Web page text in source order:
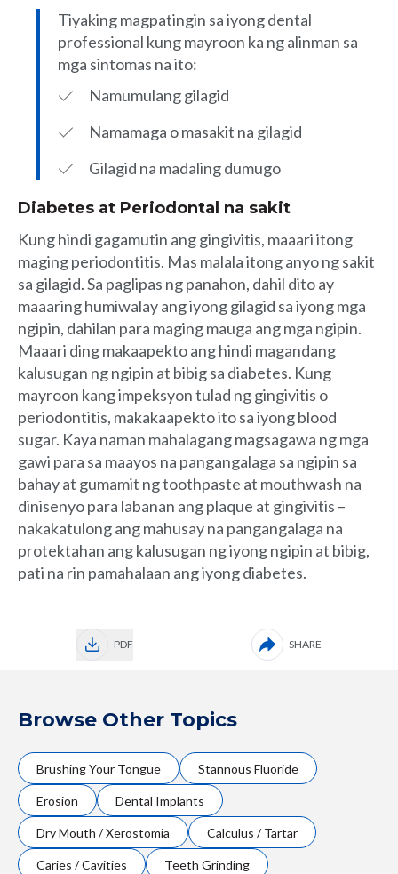
Tiyaking magpatingin sa iyong dental
professional kung mayroon ka ng alinman sa
mga sintomas na ito:
Namumulang gilagid
Namamaga o masakit na gilagid
Gilagid na madaling dumugo
Diabetes at Periodontal na sakit
Kung hindi gagamutin ang gingivitis, maaari itong
maging periodontitis. Mas malala itong anyo ng sakit
sa gilagid. Sa paglipas ng panahon, dahil dito ay
maaaring humiwalay ang iyong gilagid sa iyong mga
ngipin, dahilan para maging mauga ang mga ngipin.
Maaari ding makaapekto ang hindi magandang
kalusugan ng ngipin at bibig sa diabetes. Kung
mayroon kang impeksyon tulad ng gingivitis o
periodontitis, makakaapekto ito sa iyong blood
sugar. Kaya naman mahalagang magsagawa ng mga
gawi para sa maayos na pangangalaga sa ngipin sa
bahay at gumamit ng toothpaste at mouthwash na
dinisenyo para labanan ang plaque at gingivitis –
nakakatulong ang mahusay na pangangalaga na
protektahan ang kalusugan ng iyong ngipin at bibig,
pati na rin pamahalaan ang iyong diabetes.
PDF SHARE
Browse Other Topics
Brushing Your Tongue Stannous Fluoride
Erosion Dental Implants
Dry Mouth / Xerostomia Calculus / Tartar
Caries / Cavities Teeth Grinding